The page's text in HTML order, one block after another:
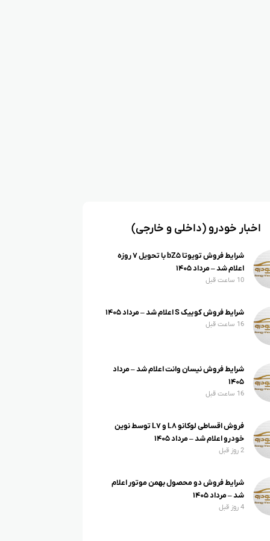
اخبار خودرو (داخلی و خارجی)
شرایط فروش تویوتا bZ۵ با تحویل ۷ روزه
اعلام شد – مرداد ۱۴۰۵
10 ساعت قبل
شرایط فروش کوییک S اعلام شد – مرداد ۱۴۰۵
16 ساعت قبل
شرایط فروش نیسان وانت اعلام شد – مرداد
۱۴۰۵
16 ساعت قبل
فروش اقساطی لوکانو L۸ و L۷ توسط نوین
خودرو اعلام شد – مرداد ۱۴۰۵
2 روز قبل
شرایط فروش دو محصول بهمن موتور اعلام
شد – مرداد ۱۴۰۵
4 روز قبل